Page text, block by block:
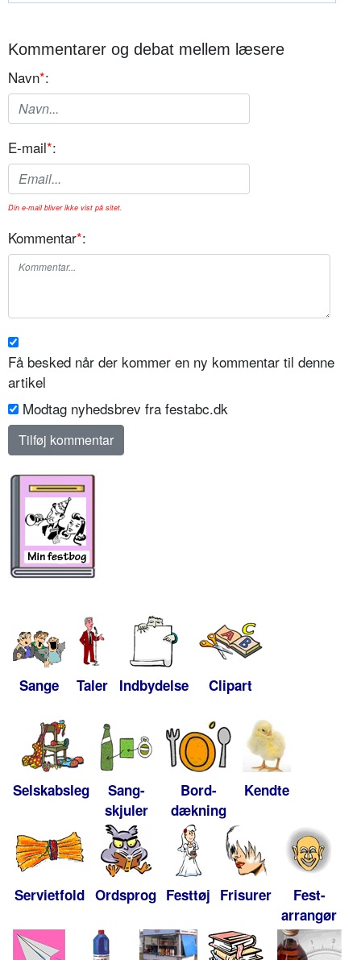
Kommentarer og debat mellem læsere
Navn*:
E-mail*:
Din e-mail bliver ikke vist på sitet.
Kommentar*:
Få besked når der kommer en ny kommentar til denne
artikel
Modtag nyhedsbrev fra festabc.dk
Sange Taler Indbydelse Clipart
Selskabsleg
Sang-
skjuler
Bord-
dækning
Kendte
Servietfold Ordsprog Festtøj Frisurer
Fest-
arrangør